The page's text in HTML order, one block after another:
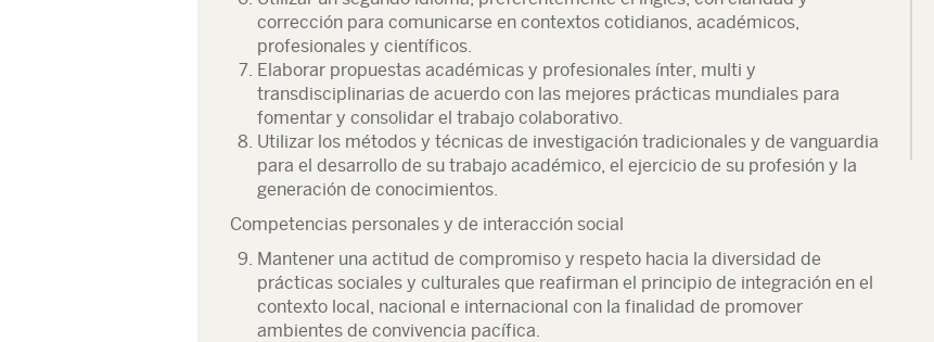
corrección para comunicarse en contextos cotidianos, académicos,
profesionales y científicos.
Elaborar propuestas académicas y profesionales ínter, multi y
transdisciplinarias de acuerdo con las mejores prácticas mundiales para
fomentar y consolidar el trabajo colaborativo.
Utilizar los métodos y técnicas de investigación tradicionales y de vanguardia
para el desarrollo de su trabajo académico, el ejercicio de su profesión y la
generación de conocimientos.
Competencias personales y de interacción social
Mantener una actitud de compromiso y respeto hacia la diversidad de
prácticas sociales y culturales que reafirman el principio de integración en el
contexto local, nacional e internacional con la finalidad de promover
ambientes de convivencia pacífica.